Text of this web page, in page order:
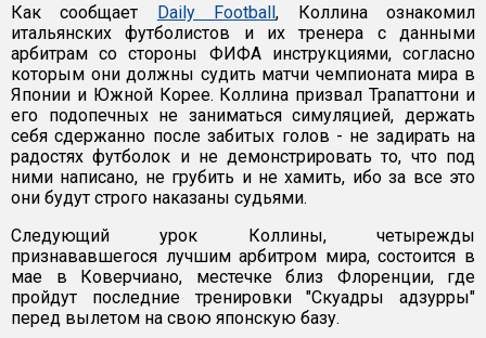
Как сообщает Daily Football, Коллина ознакомил
итальянских футболистов и их тренера с данными
арбитрам со стороны ФИФА инструкциями, согласно
которым они должны судить матчи чемпионата мира в
Японии и Южной Корее. Коллина призвал Трапаттони и
его подопечных не заниматься симуляцией, держать
себя сдержанно после забитых голов - не задирать на
радостях футболок и не демонстрировать то, что под
ними написано, не грубить и не хамить, ибо за все это
они будут строго наказаны судьями.
Следующий урок Коллины, четырежды
признававшегося лучшим арбитром мира, состоится в
мае в Коверчиано, местечке близ Флоренции, где
пройдут последние тренировки "Скуадры адзурры"
перед вылетом на свою японскую базу.